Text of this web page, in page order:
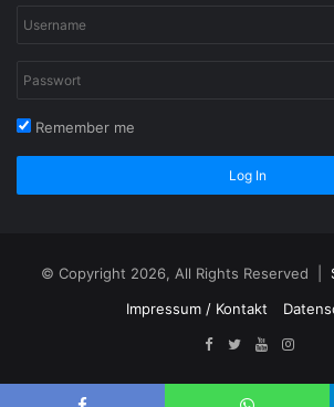
Remember me
Log In
© Copyright 2026, All Rights Reserved |
Impressum / Kontakt